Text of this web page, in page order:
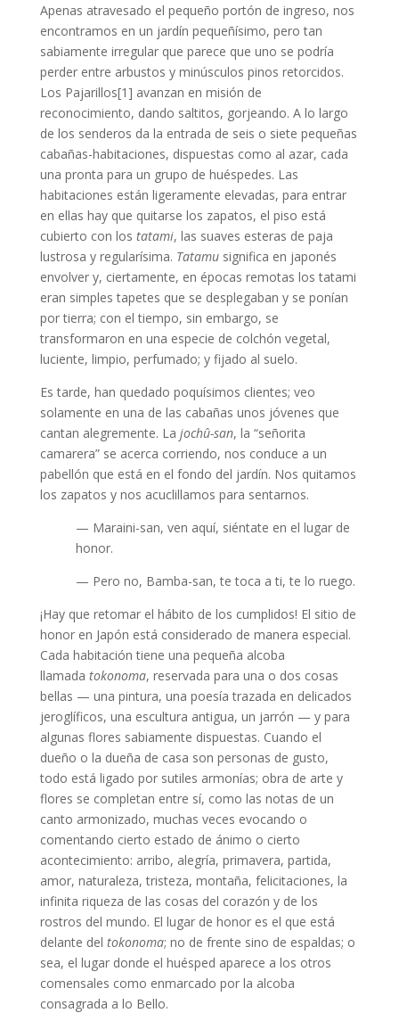
Apenas atravesado el pequeño portón de ingreso, nos
encontramos en un jardín pequeñísimo, pero tan
sabiamente irregular que parece que uno se podría
perder entre arbustos y minúsculos pinos retorcidos.
Los Pajarillos[1] avanzan en misión de
reconocimiento, dando saltitos, gorjeando. A lo largo
de los senderos da la entrada de seis o siete pequeñas
cabañas-habitaciones, dispuestas como al azar, cada
una pronta para un grupo de huéspedes. Las
habitaciones están ligeramente elevadas, para entrar
en ellas hay que quitarse los zapatos, el piso está
cubierto con los tatami, las suaves esteras de paja
lustrosa y regularísima. Tatamusignifica en japonés
envolver y, ciertamente, en épocas remotas los tatami
eran simples tapetes que se desplegaban y se ponían
por tierra; con el tiempo, sin embargo, se
transformaron en una especie de colchón vegetal,
luciente, limpio, perfumado; y fijado al suelo.
Es tarde, han quedado poquísimos clientes; veo
solamente en una de las cabañas unos jóvenes que
cantan alegremente. La jochû-san, la “señorita
camarera” se acerca corriendo, nos conduce a un
pabellón que está en el fondo del jardín. Nos quitamos
los zapatos y nos acuclillamos para sentarnos.
— Maraini-san, ven aquí, siéntate en el lugar de
honor.
— Pero no, Bamba-san, te toca a ti, te lo ruego.
¡Hay que retomar el hábito de los cumplidos! El sitio de
honor en Japón está considerado de manera especial.
Cada habitación tiene una pequeña alcoba
llamada tokonoma, reservada para una o dos cosas
bellas — una pintura, una poesía trazada en delicados
jeroglíficos, una escultura antigua, un jarrón — y para
algunas flores sabiamente dispuestas. Cuando el
dueño o la dueña de casa son personas de gusto,
todo está ligado por sutiles armonías; obra de arte y
flores se completan entre sí, como las notas de un
canto armonizado, muchas veces evocando o
comentando cierto estado de ánimo o cierto
acontecimiento: arribo, alegría, primavera, partida,
amor, naturaleza, tristeza, montaña, felicitaciones, la
infinita riqueza de las cosas del corazón y de los
rostros del mundo. El lugar de honor es el que está
delante del tokonoma; no de frente sino de espaldas; o
sea, el lugar donde el huésped aparece a los otros
comensales como enmarcado por la alcoba
consagrada a lo Bello.